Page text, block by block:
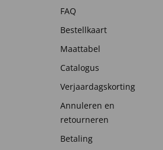
FAQ
Bestellkaart
Maattabel
Catalogus
Verjaardagskorting
Annuleren en
retourneren
Betaling